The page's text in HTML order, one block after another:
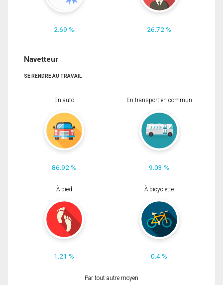
2.69 % 26.72 %
Navetteur
SE RENDRE AU TRAVAIL
En auto
86.92 %
En transport en commun
9.03 %
À pied
1.21 %
À bicyclette
0.4 %
Par tout autre moyen